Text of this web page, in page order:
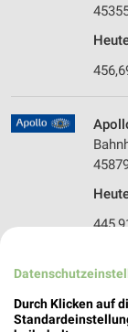
Durch Klicken auf